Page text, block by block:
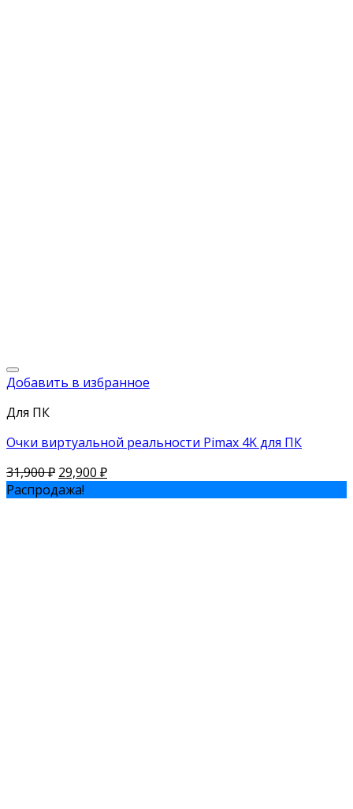
Добавить в избранное
Для ПК
Очки виртуальной реальности Pimax 4K для ПК
31,900₽ 29,900 ₽
Распродажа!